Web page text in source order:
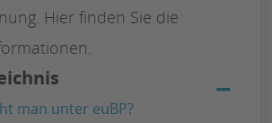
Hier finden Sie die
−
man unter euBP?